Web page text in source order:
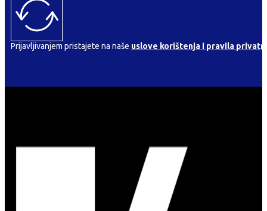
Prijavljivanjem pristajete na naše uslove korištenja i pravila